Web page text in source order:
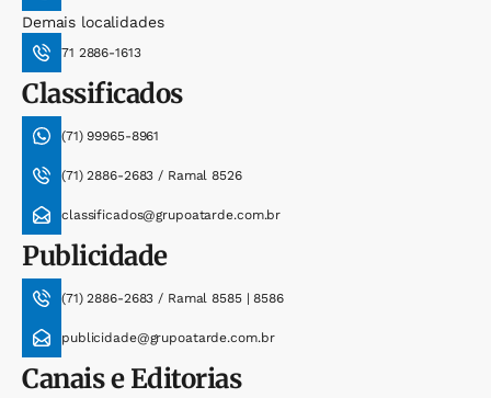
Demais localidades
71 2886-1613
Classificados
(71) 99965-8961
(71) 2886-2683 / Ramal 8526
classificados@grupoatarde.com.br
Publicidade
(71) 2886-2683 / Ramal 8585 | 8586
publicidade@grupoatarde.com.br
Canais e Editorias